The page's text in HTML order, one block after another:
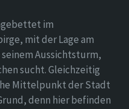
im
mit der Lage am
Aussichtsturm,
sucht. Gleichzeitig
Mittelpunkt der Stadt
denn hier befinden